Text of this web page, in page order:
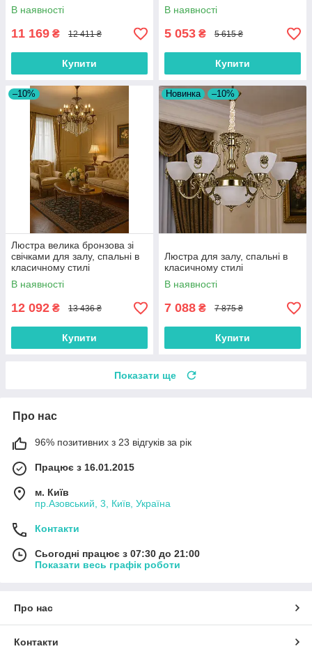
В наявності
11 169 ₴ 12 411 ₴
Купити
В наявності
5 053 ₴ 5 615 ₴
Купити
–10%
Люстра велика бронзова зі
свічками для залу, спальні в
класичному стилі
В наявності
12 092 ₴ 13 436 ₴
Купити
Новинка –10%
Люстра для залу, спальні в
класичному стилі
В наявності
7 088 ₴ 7 875 ₴
Купити
Показати ще
Про нас
96% позитивних з 23 відгуків за рік
Працює з 16.01.2015
м. Київ
пр.Азовський, 3, Київ, Україна
Контакти
Сьогодні працює з 07:30 до 21:00
Показати весь графік роботи
Про нас
Контакти